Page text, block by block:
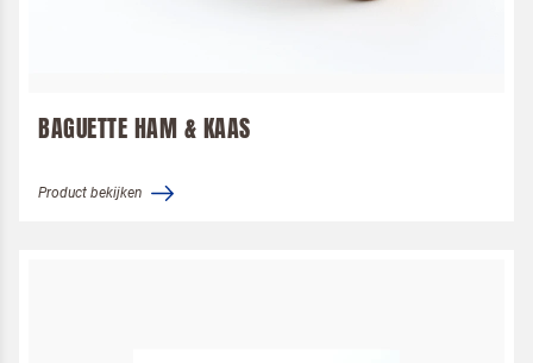
BAGUETTE HAM & KAAS
Product bekijken